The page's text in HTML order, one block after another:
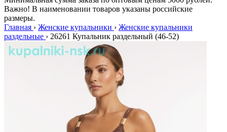
Важно! В наименовании товаров указаны российские
размеры.
Главная › Женские купальники › Женские купальники
раздельные › 26261 Купальник раздельный (46-52)